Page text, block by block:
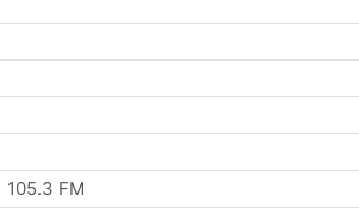
105.3 FM